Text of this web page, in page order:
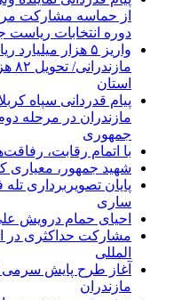
از حماسه مشارکت
دوره انتخابات ریاست
واریز ۵ هزار
استان
پیام قدردانی سپاه
مازندران در مرحله
جمهوری
با اتمام رقابت،
شهید جمهور، معیاری
پایان تصویربرداری
ساری
احیای حمام درویش
مشارکت حداکثری در
المللی
آغاز طرح پایش سرمی
مازندران